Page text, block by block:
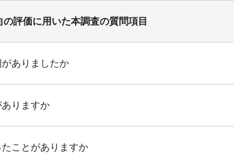
評価に用いた本調査の質問項目
ありましたか
りますか
ことがありますか